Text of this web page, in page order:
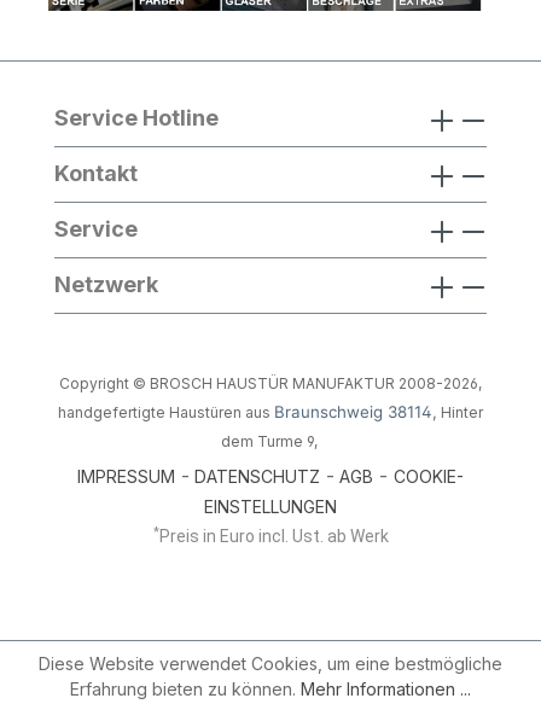
Service Hotline
Kontakt
Service
Netzwerk
Copyright © BROSCH HAUSTÜR MANUFAKTUR 2008-2026,
handgefertigte Haustüren aus Braunschweig 38114, Hinter
dem Turme 9,
IMPRESSUM - DATENSCHUTZ - AGB - COOKIE-
EINSTELLUNGEN
*Preis in Euro incl. Ust. ab Werk
Diese Website verwendet Cookies, um eine bestmögliche
Erfahrung bieten zu können. Mehr Informationen ...